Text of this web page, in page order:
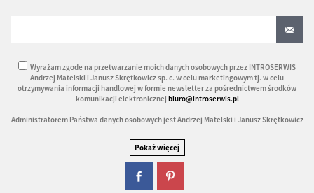
Wyrażam zgodę na przetwarzanie moich danych osobowych przez INTROSERWIS
Andrzej Matelski i Janusz Skrętkowicz sp. c. w celu marketingowym tj. w celu
otrzymywania informacji handlowej w formie newsletter za pośrednictwem środków
komunikacji elektronicznej biuro@introserwis.pl
Administratorem Państwa danych osobowych jest Andrzej Matelski i Janusz Skrętkowicz